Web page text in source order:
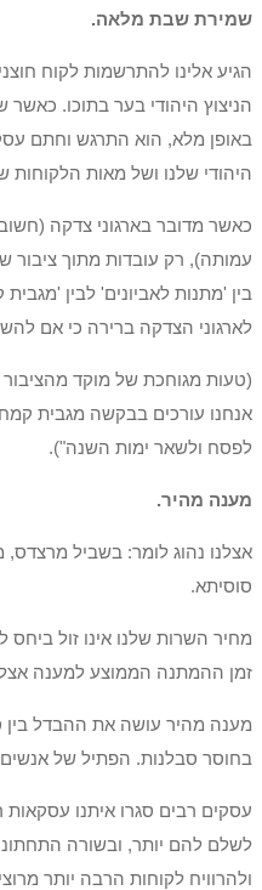
שמירת שבת מלאה.
הגיע אלינו להתרשמות לקוח
הניצוץ היהודי בער בתוכו.
באופן מלא, הוא התרגש וחתם
היהודי שלנו ושל מאות
כאשר מדובר בארגוני צדקה
עמותה), רק עובדות מתוך ציבור
בין 'מתנות לאביונים' לבין
לארגוני הצדקה ברירה כי אם
(טעות מגוחכת של מוקד
אנחנו עורכים בבקשה מגבית
לפסח ולשאר ימות השנה").
מענה מהיר.
אצלנו נהוג לומר: בשביל
סוסיתא.
מחיר השרות שלנו אינו זול
זמן ההמתנה הממוצע למענה
מענה מהיר עושה את ההבדל בין
בחוסר סבלנות. הפתיל של
עסקים רבים סגרו איתנו
לשלם להם יותר, ובשורה
ולהרוויח לקוחות הרבה יותר